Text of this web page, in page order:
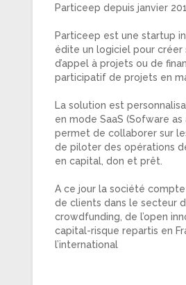
Particeep depuis janvier
Particeep est une startup
édite un logiciel pour
d’appel à projets ou de
participatif de projets en
La solution est
en mode SaaS (Sofware as
permet de collaborer sur
de piloter des opérations
en capital, don et prêt.
A ce jour la société
de clients dans le secteur
crowdfunding, de l’open
capital-risque repartis en
l’international